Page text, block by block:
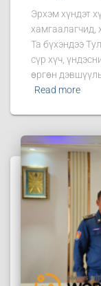
Эрхэм хүндэт
хамгаалагчид,
Та бүхэндээ
сүр хүч,
өргөн
Read more